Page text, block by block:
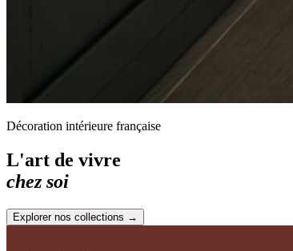
Décoration intérieure française
L'art de vivre
chez soi
Explorer nos collections →